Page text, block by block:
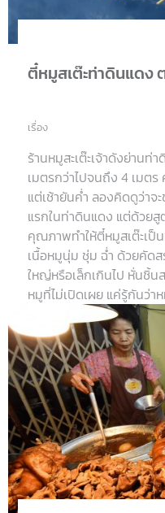
ตี๋หมูสเต๊ะท่าดินแดง
เรื่อง
ร้านหมูสะเต๊ะเจ้าดังย่านท่
เมตรกว่าไปจนถึง 4 เมต
แต่เช้ายันค่ำ ลองคิดดูว่าจะ
แรกในท่าดินแดง แต่ด้วย
คุณภาพทำให้ตี๋หมูสเต๊ะเป็
เนื้อหมูนุ่ม ชุ่ม ฉ่ำ ด้วยคัดส
ใหญ่หรือเล็กเกินไป หั่นชิ้
หมูที่ไม่เปิดเผย แค่รู้กันว่า
มาย่างด้วยถ่านโกงกาง
เถ้าน้อย ไม่แตกปะทุ หมูที่
ให้เลือกทั้งหมูสะเต๊ะเนื้อ
น้ำจิ้มก็นุ่มละมุน ไม่กระด้
เองยิ่งหอมยั่วลิ้น